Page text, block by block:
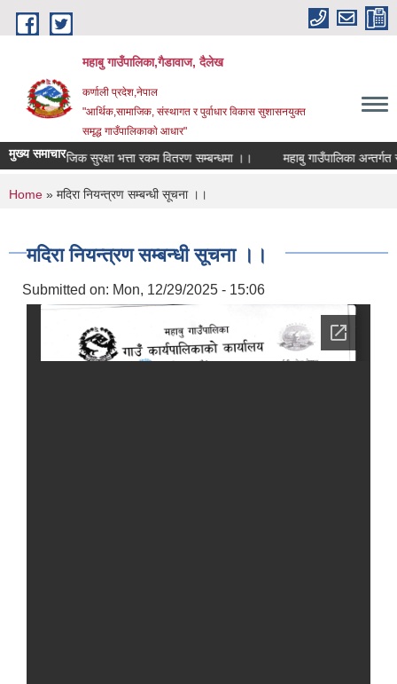
Skip to main content
महाबु गाउँपालिका,गैडावाज, दैलेख
कर्णाली प्रदेश,नेपाल
"आर्थिक,सामाजिक, संस्थागत र पुर्वाधार विकास सुशासनयुक्त
समृद्ध गाउँपालिकाकाे आधार"
मुख्य समाचार
सामाजिक सुरक्षा भत्ता रकम वितरण सम्बन्धमा ।। महाबु
You are here
Home » मदिरा नियन्त्रण सम्बन्धी सूचना ।।
मदिरा नियन्त्रण सम्बन्धी सूचना ।।
Submitted on: Mon, 12/29/2025 - 15:06